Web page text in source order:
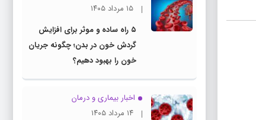
۱۵ مرداد ۱۴۰۵
۵ راه ساده و موثر برای افزایش
گردش خون در بدن؛ چگونه جریان
خون را بهبود دهیم؟
اخبار بیماری و درمان
۱۴ مرداد ۱۴۰۵